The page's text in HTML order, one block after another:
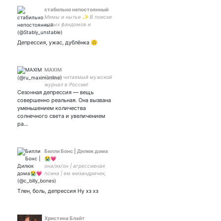
стабильно непостоянный
Мемы и нытье ✨ В поиске
новых фандомов и
интересных людей
Депрессия, ужас, дублёнка 🙃
MAXIM
Самый читаемый мужской
журнал в России!
Сезонная депрессия — вещь
совершенно реальная. Она вызвана
уменьшением количества
солнечного света и увеличением
ра…
Билли Бонс | Дилюк дома
😭💗
она/их/он | агрессивная
псина | ем мизандричек,
ТЕРФ, пл, радфем и упырих
| демисексуальная
бисексуалка | приветствую
Тлен, боль, депрессия Ну хз хз
Христина Блайт